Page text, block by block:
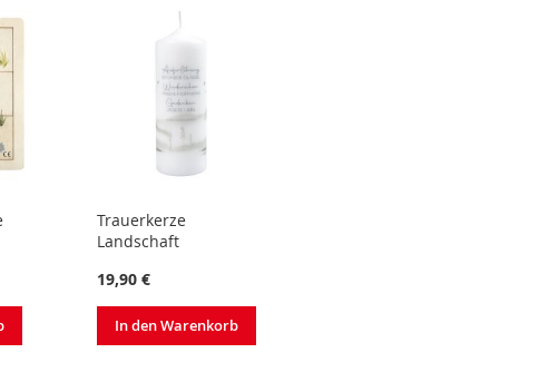
Trauerkerze
Landschaft
19,90 €
In den Warenkorb